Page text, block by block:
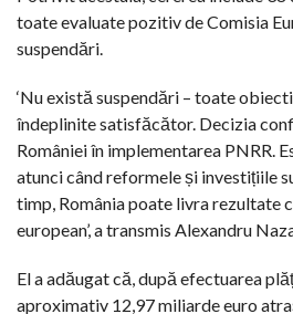
toate evaluate pozitiv de Comisia
suspendări.
‘Nu există suspendări – toate
îndeplinite satisfăcător. Decizia
României în implementarea PNRR.
atunci când reformele și investițiile
timp, România poate livra rezultate
european’, a transmis Alexandru
El a adăugat că, după efectuarea
aproximativ 12,97 miliarde euro